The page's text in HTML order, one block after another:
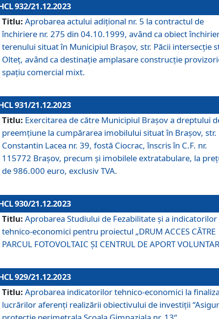
932/21.12.2023
Titlu: Aprobarea actului adițional nr. 5 la contractul de
închiriere nr. 275 din 04.10.1999, având ca obiect
terenului situat în Municipiul Brașov, str. Păcii intersecție
Olteț, având ca destinație amplasare construcție
spațiu comercial mixt.
931/21.12.2023
Titlu: Exercitarea de către Municipiul Brașov a dreptului
preemțiune la cumpărarea imobilului situat în Brașov, str.
Constantin Lacea nr. 39, fostă Ciocrac, înscris în C.F. nr.
115772 Brașov, precum și imobilele extratabulare, la
de 986.000 euro, exclusiv TVA.
930/21.12.2023
Titlu: Aprobarea Studiului de Fezabilitate și a indicatorilor
tehnico-economici pentru proiectul „DRUM ACCES CĂTRE
PARCUL FOTOVOLTAIC ȘI CENTRUL DE APORT
929/21.12.2023
Titlu: Aprobarea indicatorilor tehnico-economici la
lucrărilor aferenți realizării obiectivului de investiții